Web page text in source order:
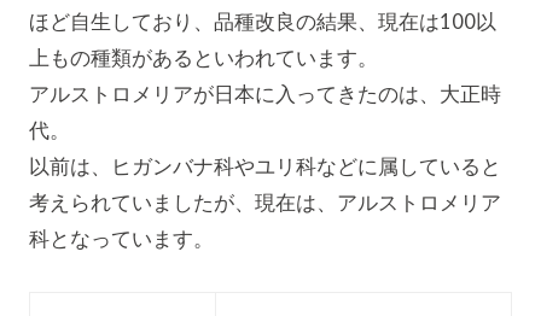
ほど自生しており、品種改良の結果、現在は100以
上もの種類があるといわれています。
アルストロメリアが日本に入ってきたのは、大正時
代。
以前は、ヒガンバナ科やユリ科などに属していると
考えられていましたが、現在は、アルストロメリア
科となっています。